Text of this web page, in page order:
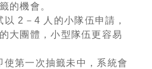
的機會。
2－4 人的小隊伍申請，
大團體，小型隊伍更容易
第一次抽籤未中，系統會